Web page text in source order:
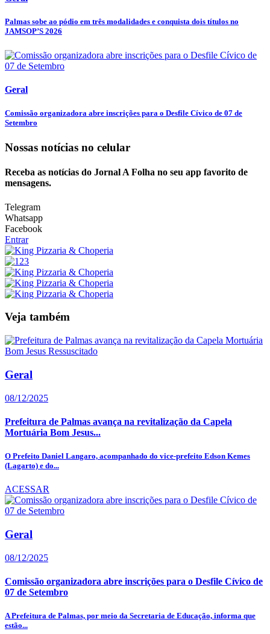
Palmas sobe ao pódio em três modalidades e conquista dois títulos no
JAMSOP’S 2026
Geral
Comissão organizadora abre inscrições para o Desfile Cívico de 07 de
Setembro
Nossas notícias no celular
Receba as notícias do Jornal A Folha no seu app favorito de
mensagens.
Telegram
Whatsapp
Facebook
Entrar
Veja também
Geral
08/12/2025
Prefeitura de Palmas avança na revitalização da Capela
Mortuária Bom Jesus...
O Prefeito Daniel Langaro, acompanhado do vice-prefeito Edson Kemes
(Lagarto) e do...
ACESSAR
Geral
08/12/2025
Comissão organizadora abre inscrições para o Desfile Cívico de
07 de Setembro
A Prefeitura de Palmas, por meio da Secretaria de Educação, informa que
estão...